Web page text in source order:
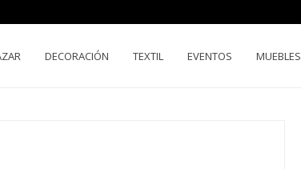
DECORACIÓN TEXTIL EVENTOS MUEBLES